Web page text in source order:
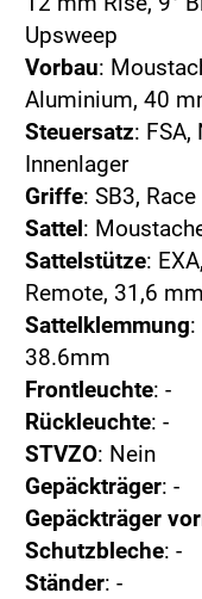
Upsweep
Vorbau:
Aluminium, 40
Steuersatz:
Innenlager
Griffe: SB3, Race
Sattel:
Sattelstütze:
Remote, 31,6
Sattelklemmung:
38.6mm
Frontleuchte: -
Rückleuchte: -
STVZO: Nein
Gepäckträger: -
Gepäckträger
Schutzbleche: -
Ständer: -